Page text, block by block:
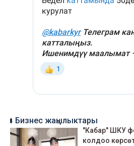
Бизнес жаңылыктары
"Кабар" ШКУ
колдоо